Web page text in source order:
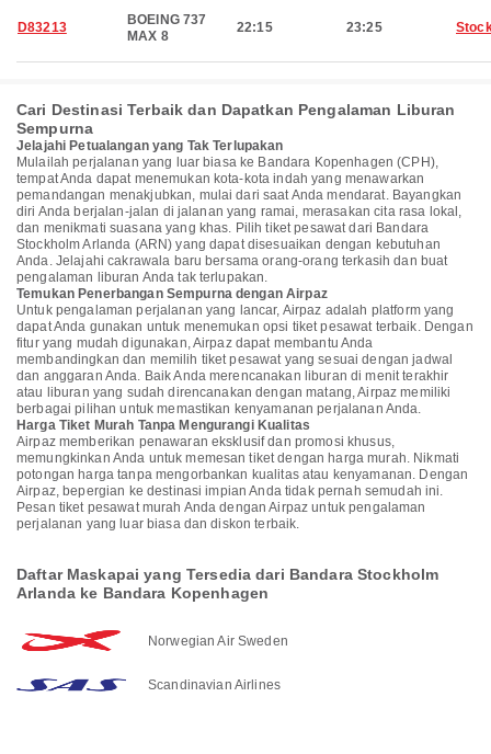
D83213
BOEING 737
MAX 8
22:15 23:25
Cari Destinasi Terbaik dan Dapatkan Pengalaman Liburan
Sempurna
Jelajahi Petualangan yang Tak Terlupakan
Mulailah perjalanan yang luar biasa ke Bandara Kopenhagen (CPH),
tempat Anda dapat menemukan kota-kota indah yang menawarkan
pemandangan menakjubkan, mulai dari saat Anda mendarat. Bayangkan
diri Anda berjalan-jalan di jalanan yang ramai, merasakan cita rasa lokal,
dan menikmati suasana yang khas. Pilih tiket pesawat dari Bandara
Stockholm Arlanda (ARN) yang dapat disesuaikan dengan kebutuhan
Anda. Jelajahi cakrawala baru bersama orang-orang terkasih dan buat
pengalaman liburan Anda tak terlupakan.
Temukan Penerbangan Sempurna dengan Airpaz
Untuk pengalaman perjalanan yang lancar, Airpaz adalah platform yang
dapat Anda gunakan untuk menemukan opsi tiket pesawat terbaik. Dengan
fitur yang mudah digunakan, Airpaz dapat membantu Anda
membandingkan dan memilih tiket pesawat yang sesuai dengan jadwal
dan anggaran Anda. Baik Anda merencanakan liburan di menit terakhir
atau liburan yang sudah direncanakan dengan matang, Airpaz memiliki
berbagai pilihan untuk memastikan kenyamanan perjalanan Anda.
Harga Tiket Murah Tanpa Mengurangi Kualitas
Airpaz memberikan penawaran eksklusif dan promosi khusus,
memungkinkan Anda untuk memesan tiket dengan harga murah. Nikmati
potongan harga tanpa mengorbankan kualitas atau kenyamanan. Dengan
Airpaz, bepergian ke destinasi impian Anda tidak pernah semudah ini.
Pesan tiket pesawat murah Anda dengan Airpaz untuk pengalaman
perjalanan yang luar biasa dan diskon terbaik.
Daftar Maskapai yang Tersedia dari Bandara Stockholm
Arlanda ke Bandara Kopenhagen
Norwegian Air Sweden
Scandinavian Airlines